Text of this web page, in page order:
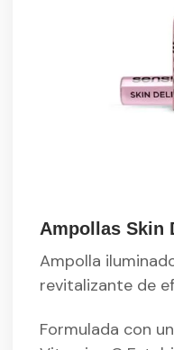
Ampollas Skin
Ampolla
revitalizante de
Formulada con